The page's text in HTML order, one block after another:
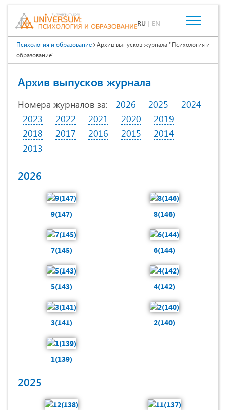
RU | EN
Психология и образование
Архив выпусков журнала "Психология и
образование"
Архив выпусков журнала
Номера журналов за: 2026 2025
2024
2023
2022 2021 2020
2019
2018
2017 2016 2015
2014
2013
2026
9(147) 8(146)
7(145) 6(144)
5(143) 4(142)
3(141) 2(140)
1(139)
2025